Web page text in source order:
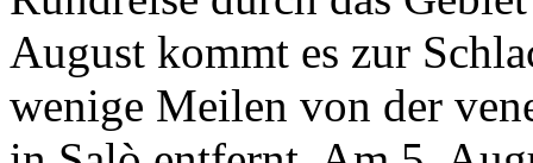
August kommt es zur
wenige Meilen von der